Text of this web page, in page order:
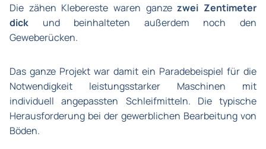
Die zähen Klebereste waren ganzezwei Zentimeter
dick und beinhalteten außerdem noch den
Geweberücken.
Das ganze Projekt war damit ein Paradebeispiel für die
Notwendigkeit leistungsstarker Maschinen mit
individuell angepassten Schleifmitteln. Die typische
Herausforderung bei der gewerblichen Bearbeitung von
Böden.